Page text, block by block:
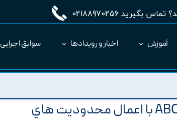
بگیرید 02188970256
آموزش اخبار و رویدادها سوابق اجرایی
پخش بار اقتصادي مبتني بر روش بهبود يافته ABC با اعمال محدوديت هاي